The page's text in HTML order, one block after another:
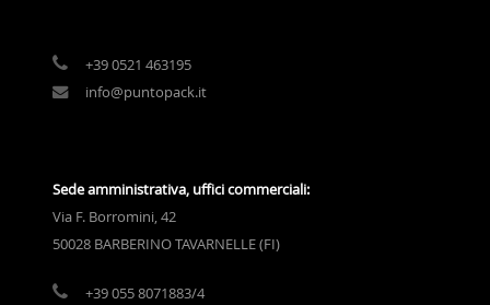
+39 0521 463195
info@puntopack.it
Sede amministrativa, uffici commerciali:
Via F. Borromini, 42
50028 BARBERINO TAVARNELLE (FI)
+39 055 8071883/4